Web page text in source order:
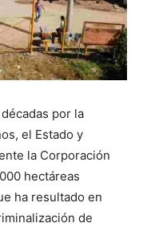
por la
el Estado y
la Corporación
hectáreas
ha resultado en
de